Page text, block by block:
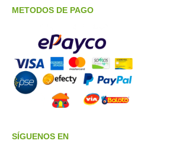
METODOS DE PAGO
SÍGUENOS EN